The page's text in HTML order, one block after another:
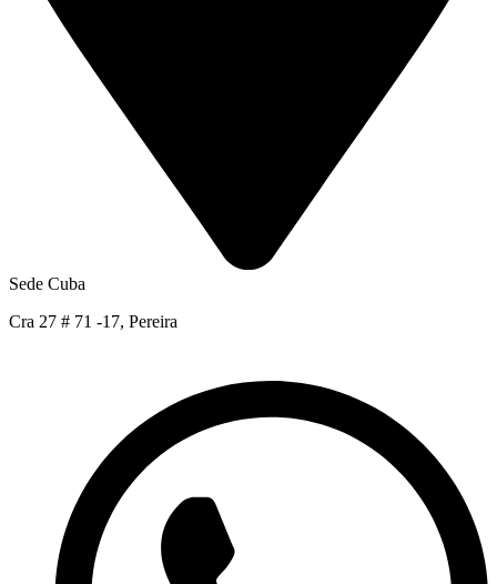
Sede Cuba
Cra 27 # 71 -17, Pereira